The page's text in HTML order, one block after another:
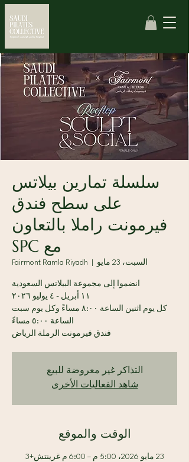
سلسلة تمارين بيلاتس
على سطح فندق
فيرمونت راملا بالتعاون
مع SPC
السبت، 23 مايو Fairmont Ramla Riyadh
كل يوم اثنين الساعة ٨:٠٠ مساءً وكل يوم سبت
فندق فيرمونت الرملة الرياض
التذاكر غير معروضة للبيع
شاهد الفعاليات الأخرى
الوقت والموقع
23 مايو 2026، 5:00 م – 6:00 م غرينتش+3